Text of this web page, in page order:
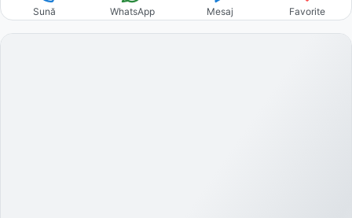
Sună WhatsApp Mesaj Favorite